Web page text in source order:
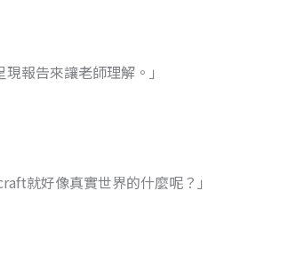
報告來讓老師理解。」
就好像真實世界的什麼呢？」